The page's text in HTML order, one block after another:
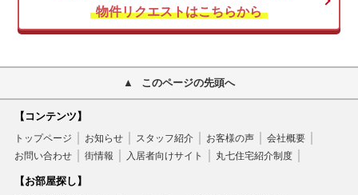
物件リクエストはこちらから
このページの先頭へ
【コンテンツ】
トップページ お知らせ スタッフ紹介 お客様の声
会社概要
お問い合わせ
街情報 入居者向けサイト 丸七住宅紹介制度
【お部屋探し】